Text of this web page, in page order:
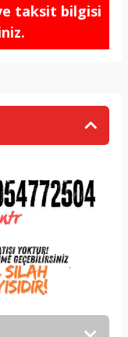
taksit bilgisi